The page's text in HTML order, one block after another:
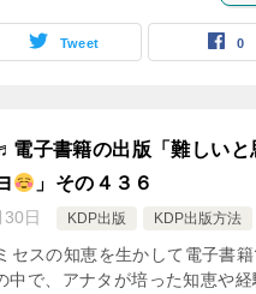
Tweet 0
電子書籍の出版「難しいと
」その４３６
日 KDP出版 KDP出版方法
ミセスの知恵を生かして電子
で、アナタが培った知恵や